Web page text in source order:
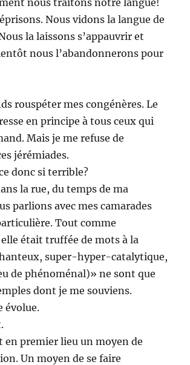
Nous vidons la langue de
la laissons s’appauvrir et
nous l’abandonnerons pour
rouspéter mes congénères. Le
en principe à tous ceux qui
Mais je me refuse de
jérémiades.
donc si terrible?
la rue, du temps de ma
parlions avec mes camarades
Tout comme
était truffée de mots à la
super-hyper-catalytique,
de phénoménal)» ne sont que
dont je me souviens.
évolue.
en premier lieu un moyen de
Un moyen de se faire